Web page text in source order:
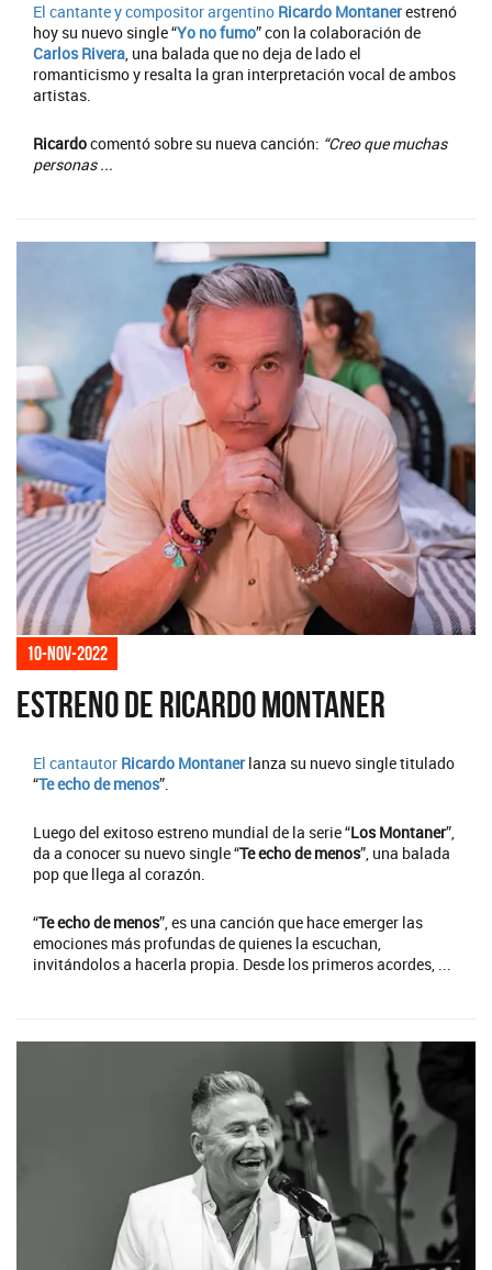
El cantante y compositor argentino Ricardo Montanerestrenó
hoy su nuevo single “Yo no fumo” con la colaboración de
Carlos Rivera, una balada que no deja de lado el
romanticismo y resalta la gran interpretación vocal de ambos
artistas.
Ricardocomentó sobre su nueva canción: “Creo que muchas
personas ...
10-nov-2022
Estreno de Ricardo Montaner
El cantautor Ricardo Montaner lanza su nuevo single titulado
“Te echo de menos”.
Luego del exitoso estreno mundial de la serie “Los Montaner”,
da a conocer su nuevo single “Te echo de menos”, una balada
pop que llega al corazón.
“Te echo de menos”, es una canción que hace emerger las
emociones más profundas de quienes la escuchan,
invitándolos a hacerla propia. Desde los primeros acordes, ...